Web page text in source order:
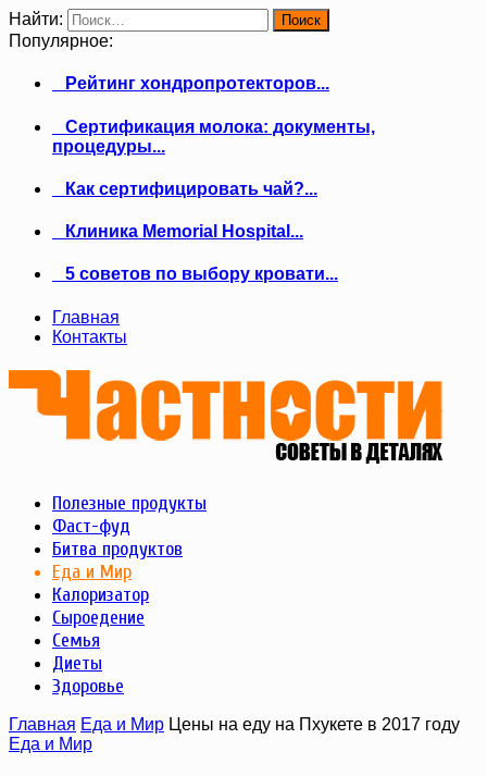
Найти:
Популярное:
Рейтинг хондропротекторов...
Сертификация молока: документы,
процедуры...
Как сертифицировать чай?...
Клиника Memorial Hospital...
5 советов по выбору кровати...
Главная
Контакты
Полезные продукты
Фаст-фуд
Битва продуктов
Еда и Мир
Калоризатор
Сыроедение
Семья
Диеты
Здоровье
Главная Еда и Мир Цены на еду на Пхукете в 2017 году
Еда и Мир